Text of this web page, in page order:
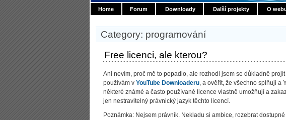
Home Forum Downloady Další projekty O
Category: programování
Free licenci, ale kterou?
Ani nevím, proč mě to popadlo, ale rozhodl jsem se důkladně
používám v YouTube Downloaderu, a ověřit, že všechno splňuji a
některé známé a často používané licence vlastně umožňují a
jen nestravitelný právnický jazyk těchto licencí.
Poznámka: Nejsem právník. Nekladu si ambice, rozebrat